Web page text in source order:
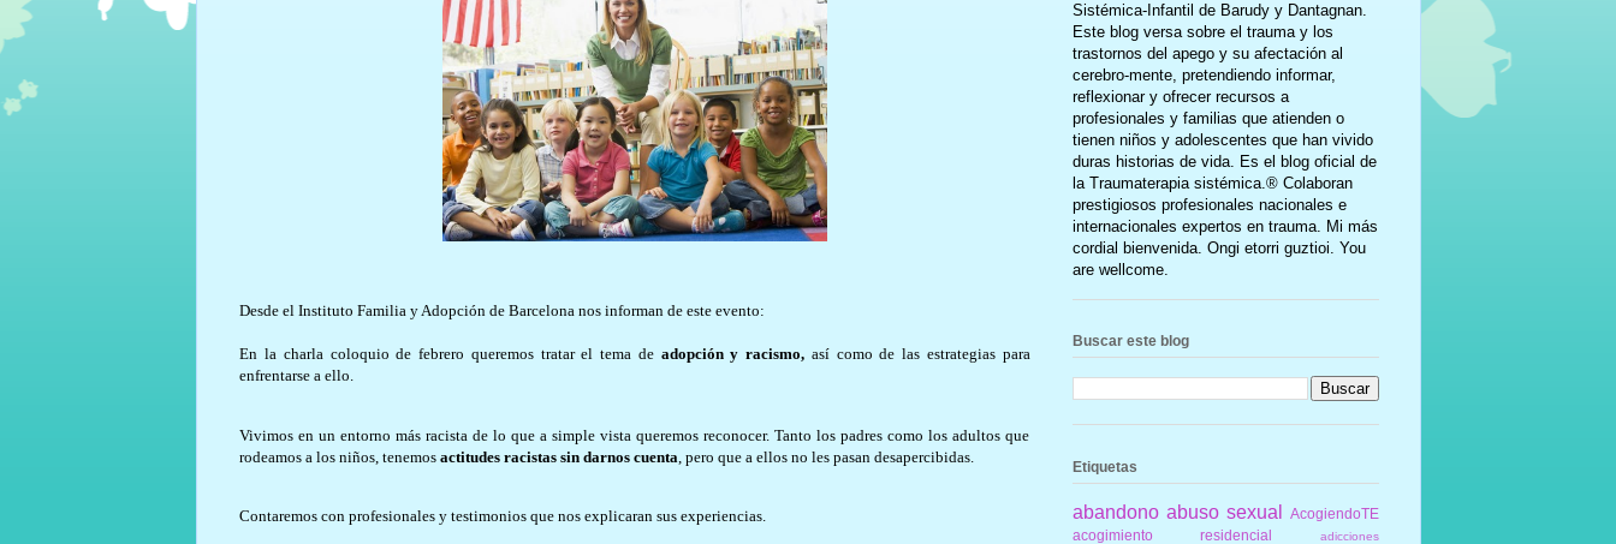
Desde el Instituto Familia y Adopción de Barcelona nos informan de este evento:
En la charla coloquio de febrero queremos tratar el tema de adopción y racismo, así como de las estrategias para
enfrentarse a ello.
Vivimos en un entorno más racista de lo que a simple vista queremos reconocer. Tanto los padres como los adultos que
rodeamos a los niños, tenemosactitudes racistas sin darnos cuenta , pero que a ellos no les pasan desapercibidas.
Contaremos con profesionales y testimonios que nos explicaran sus experiencias.
Sistémica-Infantil de Barudy y Dantagnan.
Este blog versa sobre el trauma y los
trastornos del apego y su afectación al
cerebro-mente, pretendiendo informar,
reflexionar y ofrecer recursos a
profesionales y familias que atienden o
tienen niños y adolescentes que han vivido
duras historias de vida. Es el blog oficial de
la Traumaterapia sistémica.® Colaboran
prestigiosos profesionales nacionales e
internacionales expertos en trauma. Mi más
cordial bienvenida. Ongi etorri guztioi. You
are wellcome.
Buscar este blog
Etiquetas
abandono abuso sexual
AcogiendoTE
acogimiento residencial
adicciones